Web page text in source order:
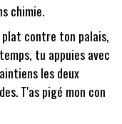
chimie.
contre ton palais,
tu appuies avec
les deux
T'as pigé mon con